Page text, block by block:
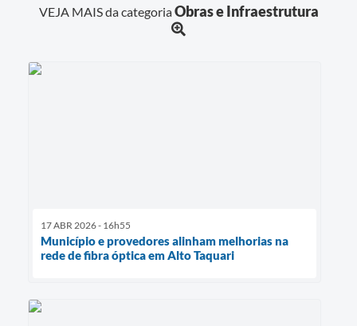
VEJA MAIS da categoriaObras e Infraestrutura
17 ABR 2026 - 16h55
Município e provedores alinham melhorias na
rede de fibra óptica em Alto Taquari